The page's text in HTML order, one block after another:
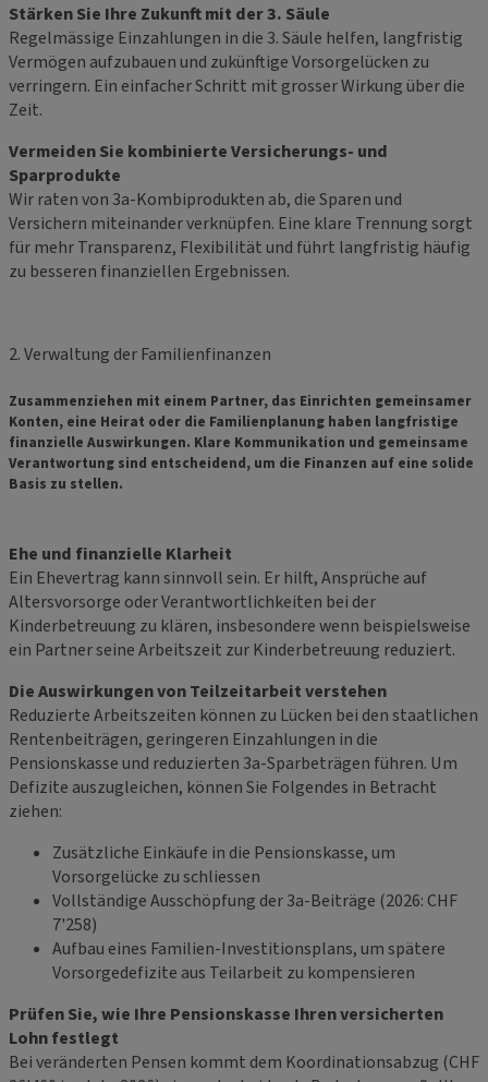
Stärken Sie Ihre Zukunft mit der 3. Säule
Regelmässige Einzahlungen in die 3. Säule helfen, langfristig
Vermögen aufzubauen und zukünftige Vorsorgelücken zu
verringern. Ein einfacher Schritt mit grosser Wirkung über die
Zeit.
Vermeiden Sie kombinierte Versicherungs- und
Sparprodukte
Wir raten von 3a-Kombiprodukten ab, die Sparen und
Versichern miteinander verknüpfen. Eine klare Trennung sorgt
für mehr Transparenz, Flexibilität und führt langfristig häufig
zu besseren finanziellen Ergebnissen.
2. Verwaltung der Familienfinanzen
Zusammenziehen mit einem Partner, das Einrichten gemeinsamer
Konten, eine Heirat oder die Familienplanung haben langfristige
finanzielle Auswirkungen. Klare Kommunikation und gemeinsame
Verantwortung sind entscheidend, um die Finanzen auf eine solide
Basis zu stellen.
Ehe und finanzielle Klarheit
Ein Ehevertrag kann sinnvoll sein. Er hilft, Ansprüche auf
Altersvorsorge oder Verantwortlichkeiten bei der
Kinderbetreuung zu klären, insbesondere wenn beispielsweise
ein Partner seine Arbeitszeit zur Kinderbetreuung reduziert.
Die Auswirkungen von Teilzeitarbeit verstehen
Reduzierte Arbeitszeiten können zu Lücken bei den staatlichen
Rentenbeiträgen, geringeren Einzahlungen in die
Pensionskasse und reduzierten 3a-Sparbeträgen führen. Um
Defizite auszugleichen, können Sie Folgendes in Betracht
ziehen:
Zusätzliche Einkäufe in die Pensionskasse, um
Vorsorgelücke zu schliessen
Vollständige Ausschöpfung der 3a-Beiträge (2026: CHF
7'258)
Aufbau eines Familien-Investitionsplans, um spätere
Vorsorgedefizite aus Teilarbeit zu kompensieren
Prüfen Sie, wie Ihre Pensionskasse Ihren versicherten
Lohn festlegt
Bei veränderten Pensen kommt dem Koordinationsabzug (CHF